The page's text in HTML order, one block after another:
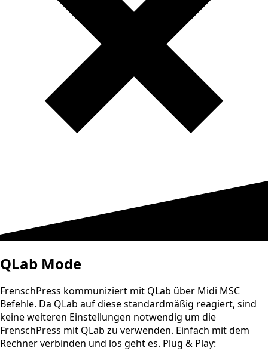
QLab Mode
FrenschPress kommuniziert mit QLab über Midi MSC
Befehle. Da QLab auf diese standardmäßig reagiert, sind
keine weiteren Einstellungen notwendig um die
FrenschPress mit QLab zu verwenden. Einfach mit dem
Rechner verbinden und los geht es. Plug & Play: